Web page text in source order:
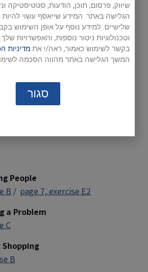
in your book.
to hear the audio reading of
save an audio reading file (mp3)
the page number.
People
B / page 7, exercise E2
a Problem
C
B
סגור
שיווק, פרסום, תוכן, הודעות, סטטיסטיקה
הגלישה באתר. המידע שייאסף עשוי
וטכנולוגיות ניטור נוספות, והאפשרויות
בקשר לשימוש כאמור, ראה/י את מדיניות
המשך הגלישה באתר מהווה הסכמה